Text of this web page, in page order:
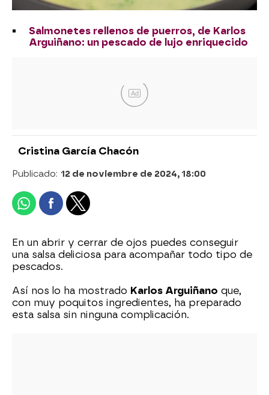
Salmonetes rellenos de puerros, de Karlos
Arguiñano: un pescado de lujo enriquecido
Ad
Cristina García Chacón
Publicado: 12 de noviembre de 2024, 18:00
En un abrir y cerrar de ojos puedes conseguir
una salsa deliciosa para acompañar todo tipo de
pescados.
Así nos lo ha mostrado Karlos Arguiñano que,
con muy poquitos ingredientes, ha preparado
esta salsa sin ninguna complicación.